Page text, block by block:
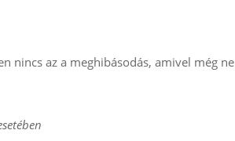
nincs az a meghibásodás, amivel még ne